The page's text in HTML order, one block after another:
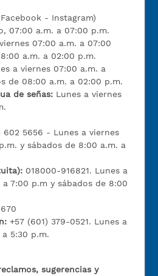
- Instagram)
07:00 a.m. a 07:00 p.m.
07:00 a.m. a 07:00
a.m. a 02:00 p.m.
a viernes 07:00 a.m. a
de 08:00 a.m. a 02:00 p.m.
de señas: Lunes a viernes
602 5656 - Lunes a viernes
y sábados de 8:00 a.m. a
018000-916821. Lunes a
7:00 p.m y sábados de 8:00
+57 (601) 379-0521. Lunes a
5:30 p.m.
sugerencias y